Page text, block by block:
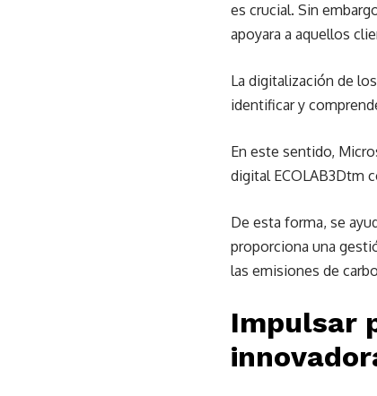
es crucial. Sin
apoyara a aquellos
La digitalización de
identificar y
En este sentido,
digital ECOLAB3Dtm
De esta forma, se
proporciona una
las emisiones de
Impulsar